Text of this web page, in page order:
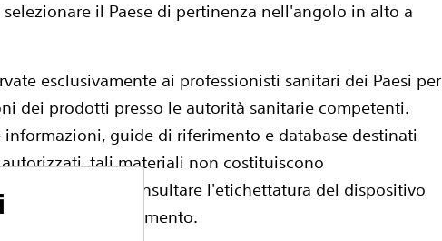
il Paese di pertinenza nell'angolo in alto a
esclusivamente ai professionisti sanitari dei Paesi per
dei prodotti presso le autorità sanitarie competenti.
guide di riferimento e database destinati
tali materiali non costituiscono
Prima dell'uso consultare l'etichettatura del dispositivo
per il funzionamento.
Confrontare Dispositivi per aterectomia